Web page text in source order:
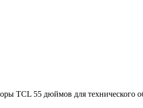
TCL 55 дюймов для технического